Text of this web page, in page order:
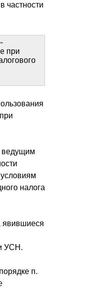
частности
при
ведущим
налога
явившиеся
УСН.
п.